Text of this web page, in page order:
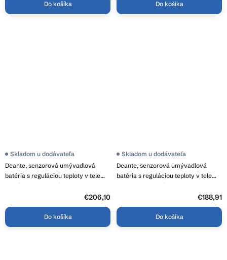
Do košíka Do košíka
Deante, senzorová umývadlová
batéria s reguláciou teploty v tele
230 / 6V, chromová, BCH_029V
Skladom u dodávateľa
€206,10
Do košíka
Deante, senzorová umývadlová
batéria s reguláciou teploty v tele
4xAA, chromová, BCH_029R
Skladom u dodávateľa
€188,91
Do košíka